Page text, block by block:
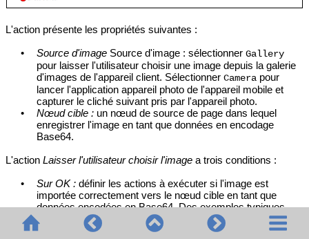
L'action présente les propriétés suivantes :
•
Source d'image Source d'image : sélectionnerGallery
pour laisser l'utilisateur choisir une image depuis la galerie
d'images de l'appareil client. SélectionnerCamera pour
lancer l'application appareil photo de l'appareil mobile et
capturer le cliché suivant pris par l'appareil photo.
•
Nœud cible : un nœud de source de page dans lequel
enregistrer l'image en tant que données en encodage
Base64.
L'action Laisser l'utilisateur choisir l'image a trois conditions :
•
Sur OK : définir les actions à exécuter si l'image est
importée correctement vers le nœud cible en tant que
données encodées en Base64. Des exemples typiques
d'actions à exécuter sont : (i)
Rechargerla commande
image qui affiche l'image sélectionnée ; cela met à jour